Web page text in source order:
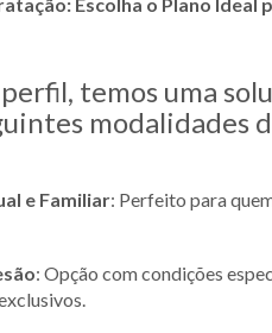
temos uma
modalidades
e Familiar: Perfeito para
: Opção com condições